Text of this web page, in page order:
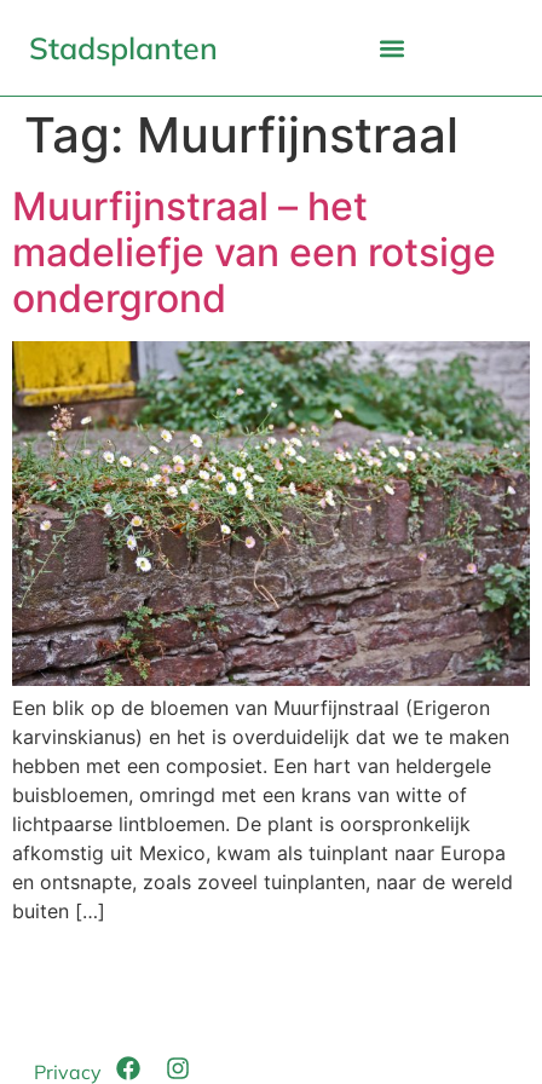
Stadsplanten
Tag: Muurfijnstraal
Muurfijnstraal – het
madeliefje van een rotsige
ondergrond
Een blik op de bloemen van Muurfijnstraal (Erigeron
karvinskianus) en het is overduidelijk dat we te maken
hebben met een composiet. Een hart van heldergele
buisbloemen, omringd met een krans van witte of
lichtpaarse lintbloemen. De plant is oorspronkelijk
afkomstig uit Mexico, kwam als tuinplant naar Europa
en ontsnapte, zoals zoveel tuinplanten, naar de wereld
buiten […]
Privacy